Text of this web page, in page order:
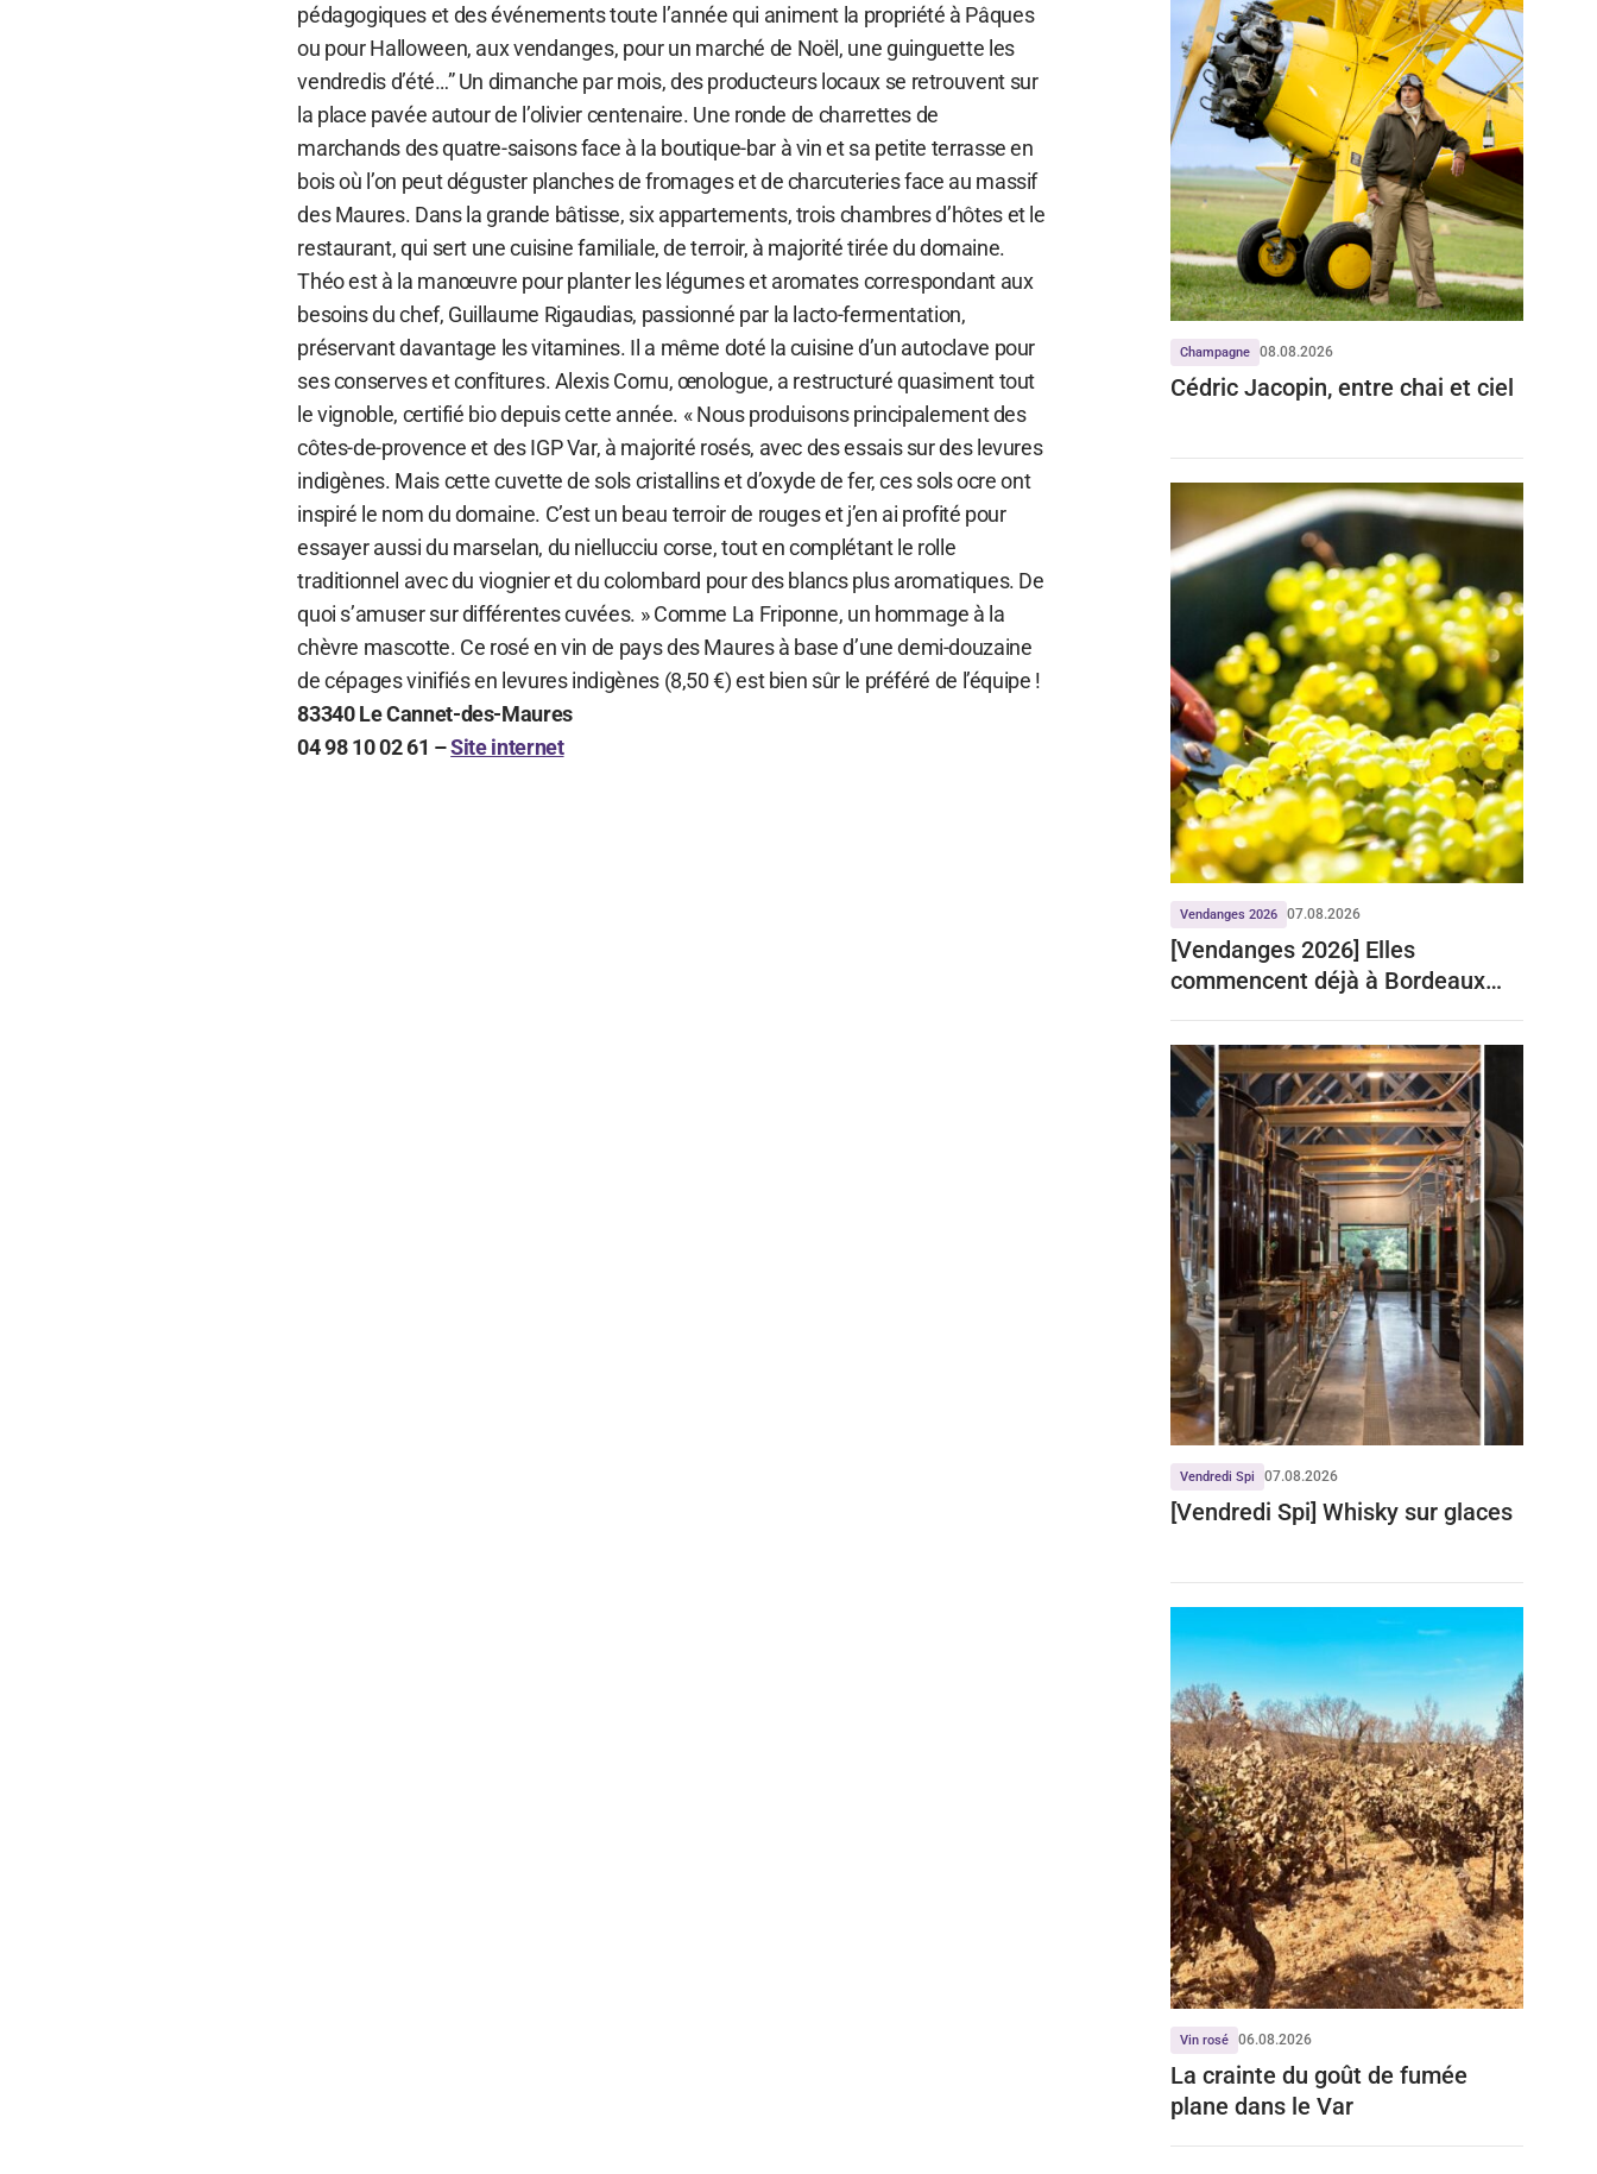
pédagogiques et des événements toute l’année qui animent la propriété à Pâques
ou pour Halloween, aux vendanges, pour un marché de Noël, une guinguette les
vendredis d’été…” Un dimanche par mois, des producteurs locaux se retrouvent sur
la place pavée autour de l’olivier centenaire. Une ronde de charrettes de
marchands des quatre-saisons face à la boutique-bar à vin et sa petite terrasse en
bois où l’on peut déguster planches de fromages et de charcuteries face au massif
des Maures. Dans la grande bâtisse, six appartements, trois chambres d’hôtes et le
restaurant, qui sert une cuisine familiale, de terroir, à majorité tirée du domaine.
Théo est à la manœuvre pour planter les légumes et aromates correspondant aux
besoins du chef, Guillaume Rigaudias, passionné par la lacto-fermentation,
préservant davantage les vitamines. Il a même doté la cuisine d’un autoclave pour
ses conserves et confitures. Alexis Cornu, œnologue, a restructuré quasiment tout
le vignoble, certifié bio depuis cette année. « Nous produisons principalement des
côtes-de-provence et des IGP Var, à majorité rosés, avec des essais sur des levures
indigènes. Mais cette cuvette de sols cristallins et d’oxyde de fer, ces sols ocre ont
inspiré le nom du domaine. C’est un beau terroir de rouges et j’en ai profité pour
essayer aussi du marselan, du niellucciu corse, tout en complétant le rolle
traditionnel avec du viognier et du colombard pour des blancs plus aromatiques. De
quoi s’amuser sur différentes cuvées. » Comme La Friponne, un hommage à la
chèvre mascotte. Ce rosé en vin de pays des Maures à base d’une demi-douzaine
de cépages vinifiés en levures indigènes (8,50 €) est bien sûr le préféré de l’équipe !
83340 Le Cannet-des-Maures
04 98 10 02 61 –Site internet
Champagne 08.08.2026
Cédric Jacopin, entre chai et ciel
Vendanges 2026 07.08.2026
[Vendanges 2026] Elles
commencent déjà à Bordeaux
Vendredi Spi 07.08.2026
[Vendredi Spi] Whisky sur glaces
Vin rosé 06.08.2026
La crainte du goût de fumée
plane dans le Var